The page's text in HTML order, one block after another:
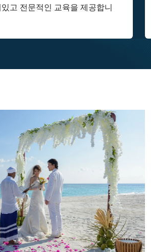
고 전문적인 교육을 제공합니